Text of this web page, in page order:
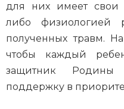
для них имеет свои
либо физиологией
полученных травм.
чтобы каждый
защитник Родины
поддержку в